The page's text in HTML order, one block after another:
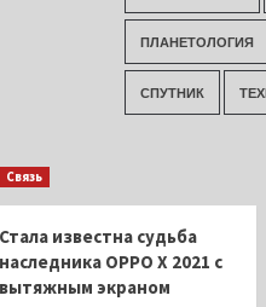
ПЛАНЕТОЛОГИЯ
СПУТНИК
Связь
Стала известна судьба
наследника OPPO X 2021 с
вытяжным экраном